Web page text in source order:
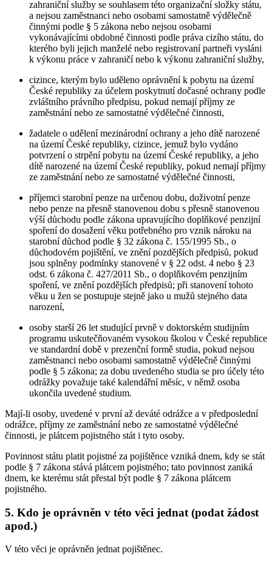
zahraniční služby se souhlasem této organizační složky státu,
a nejsou zaměstnanci nebo osobami samostatně výdělečně
činnými podle § 5 zákona nebo nejsou osobami
vykonávajícími obdobné činnosti podle práva cizího státu, do
kterého byli jejich manželé nebo registrovaní partneři vysláni
k výkonu práce v zahraničí nebo k výkonu zahraniční služby,
cizince, kterým bylo uděleno oprávnění k pobytu na území
České republiky za účelem poskytnutí dočasné ochrany podle
zvláštního právního předpisu, pokud nemají příjmy ze
zaměstnání nebo ze samostatné výdělečné činnosti,
žadatele o udělení mezinárodní ochrany a jeho dítě narozené
na území České republiky, cizince, jemuž bylo vydáno
potvrzení o strpění pobytu na území České republiky, a jeho
dítě narozené na území České republiky, pokud nemají příjmy
ze zaměstnání nebo ze samostatné výdělečné činnosti,
příjemci starobní penze na určenou dobu, doživotní penze
nebo penze na přesně stanovenou dobu s přesně stanovenou
výší důchodu podle zákona upravujícího doplňkové penzijní
spoření do dosažení věku potřebného pro vznik nároku na
starobní důchod podle § 32 zákona č. 155/1995 Sb., o
důchodovém pojištění, ve znění pozdějších předpisů, pokud
jsou splněny podmínky stanovené v § 22 odst. 4 nebo § 23
odst. 6 zákona č. 427/2011 Sb., o doplňkovém penzijním
spoření, ve znění pozdějších předpisů; při stanovení tohoto
věku u žen se postupuje stejně jako u mužů stejného data
narození,
osoby starší 26 let studující prvně v doktorském studijním
programu uskutečňovaném vysokou školou v České republice
ve standardní době v prezenční formě studia, pokud nejsou
zaměstnanci nebo osobami samostatně výdělečně činnými
podle § 5 zákona; za dobu uvedeného studia se pro účely této
odrážky považuje také kalendářní měsíc, v němž osoba
ukončila uvedené studium.
Mají-li osoby, uvedené v první až deváté odrážce a v předposlední
odrážce, příjmy ze zaměstnání nebo ze samostatné výdělečné
činnosti, je plátcem pojistného stát i tyto osoby.
Povinnost státu platit pojistné za pojištěnce vzniká dnem, kdy se stát
podle § 7 zákona stává plátcem pojistného; tato povinnost zaniká
dnem, ke kterému stát přestal být podle § 7 zákona plátcem
pojistného.
5. Kdo je oprávněn v této věci jednat (podat žádost
apod.)
V této věci je oprávněn jednat pojištěnec.